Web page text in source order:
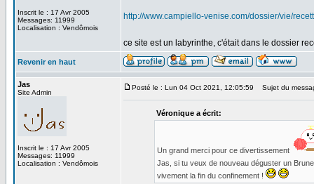
Inscrit le : 17 Avr 2005
Messages: 11999
Localisation : Vendômois
http://www.campiello-venise.com/dossier/vie/
ce site est un labyrinthe, c'était dans le dossier
Revenir en haut
Jas
Site Admin
Inscrit le : 17 Avr 2005
Messages: 11999
Localisation : Vendômois
Posté le : Lun 04 Oct 2021, 12:05:59 Sujet du
Véronique a écrit:
Un grand merci pour ce divertissement
Jas, si tu veux de nouveau déguster un
vivement la fin du confinement !